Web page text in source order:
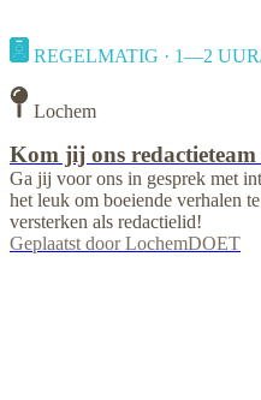
REGELMATIG · 1—2
Lochem
Kom jij ons redactieteam
Ga jij voor ons in gesprek met
het leuk om boeiende verhalen
versterken als redactielid!
Geplaatst door LochemDOET